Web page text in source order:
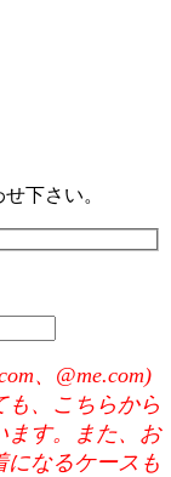
下さい。
、@me.com)
、こちらから
ます。また、お
なるケースも